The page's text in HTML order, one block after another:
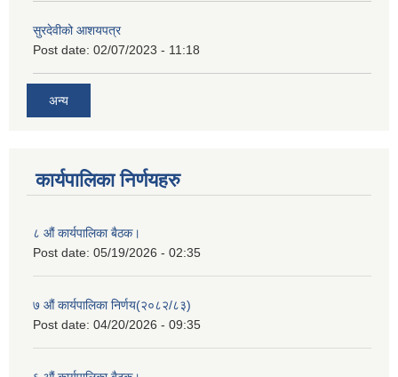
सुरदेवीको आशयपत्र
Post date: 02/07/2023 - 11:18
अन्य
कार्यपालिका निर्णयहरु
८ औं कार्यपालिका बैठक।
Post date: 05/19/2026 - 02:35
७ औं कार्यपालिका निर्णय(२०८२/८३)
Post date: 04/20/2026 - 09:35